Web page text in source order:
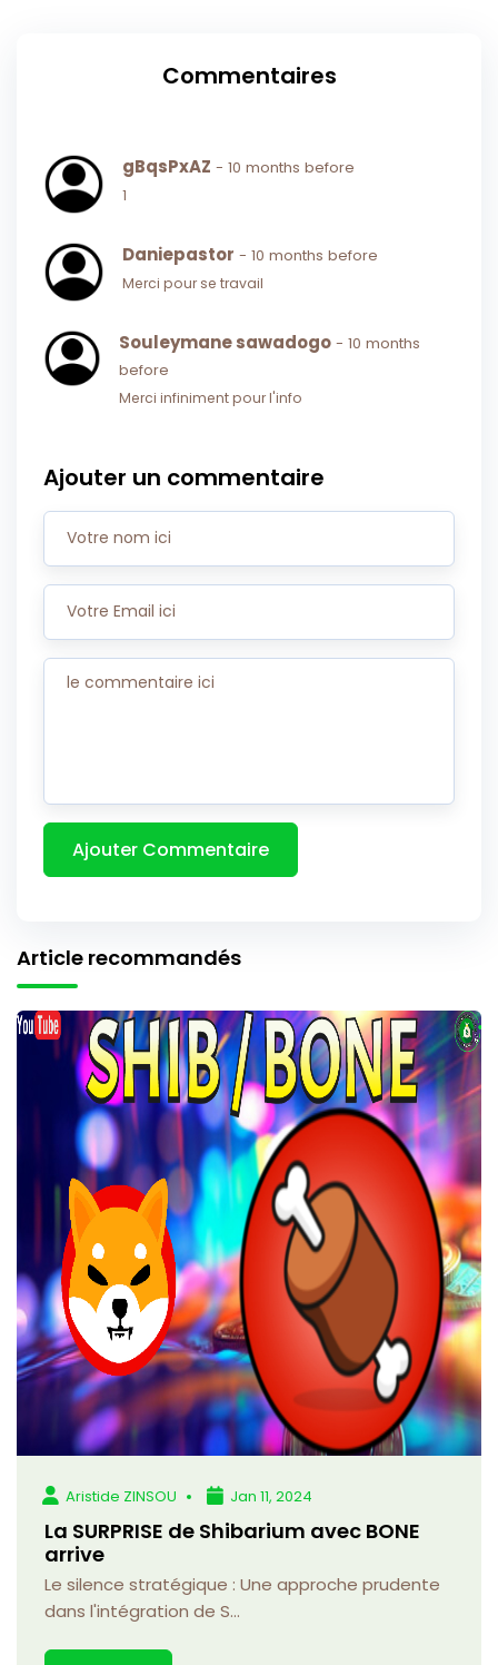
Commentaires
gBqsPxAZ - 10 months before
1
Daniepastor - 10 months before
Merci pour se travail
Souleymane sawadogo - 10 months
before
Merci infiniment pour l'info
Ajouter un commentaire
Article recommandés
Aristide ZINSOU Jan 11, 2024
La SURPRISE de Shibarium avec BONE
arrive
Le silence stratégique : Une approche prudente
dans l'intégration de S...